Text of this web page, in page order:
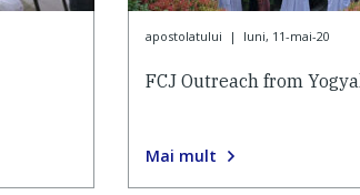
apostolatului | luni, 11-mai-20
FCJ Outreach from
Mai mult